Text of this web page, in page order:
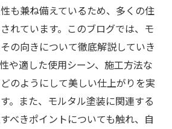
も兼ね備えているため、多くの住
れています。このブログでは、モ
の向きについて徹底解説していき
や適した使用シーン、施工方法な
のようにして美しい仕上がりを実
。また、モルタル塗装に関連する
べきポイントについても触れ、自